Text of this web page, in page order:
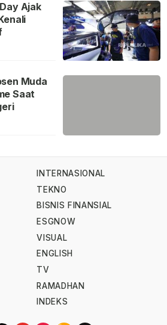
Ajak
Muda
Saat
INTERNASIONAL
TEKNO
BISNIS FINANSIAL
ESGNOW
VISUAL
ENGLISH
TV
RAMADHAN
INDEKS